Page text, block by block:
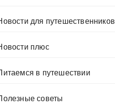
для путешественников
плюс
в путешествии
советы